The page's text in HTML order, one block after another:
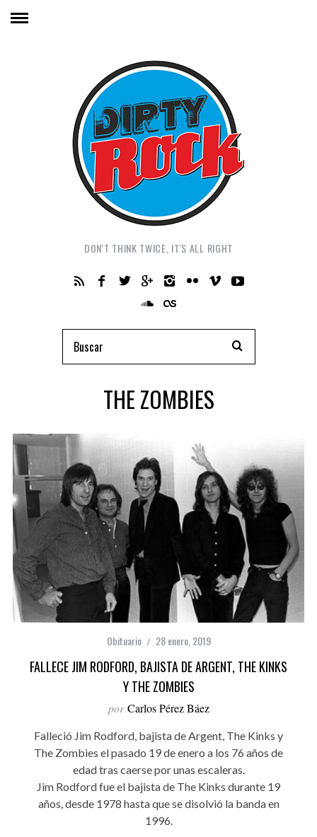
DON'T THINK TWICE, IT'S ALL RIGHT
THE ZOMBIES
Obituario 28 enero, 2019
FALLECE JIM RODFORD, BAJISTA DE ARGENT, THE KINKS
Y THE ZOMBIES
por Carlos Pérez Báez
Falleció Jim Rodford, bajista de Argent, The Kinks y
The Zombies el pasado 19 de enero a los 76 años de
edad tras caerse por unas escaleras.
Jim Rodford fue el bajista de The Kinks durante 19
años, desde 1978 hasta que se disolvió la banda en
1996.